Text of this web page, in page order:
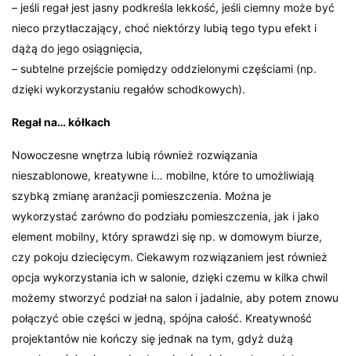
– jeśli regał jest jasny podkreśla lekkość, jeśli ciemny może być
nieco przytłaczający, choć niektórzy lubią tego typu efekt i
dążą do jego osiągnięcia,
– subtelne przejście pomiędzy oddzielonymi częściami (np.
dzięki wykorzystaniu regałów schodkowych).
Regał na… kółkach
Nowoczesne wnętrza lubią również rozwiązania
nieszablonowe, kreatywne i… mobilne, które to umożliwiają
szybką zmianę aranżacji pomieszczenia. Można je
wykorzystać zarówno do podziału pomieszczenia, jak i jako
element mobilny, który sprawdzi się np. w domowym biurze,
czy pokoju dziecięcym. Ciekawym rozwiązaniem jest również
opcja wykorzystania ich w salonie, dzięki czemu w kilka chwil
możemy stworzyć podział na salon i jadalnie, aby potem znowu
połączyć obie części w jedną, spójna całość. Kreatywność
projektantów nie kończy się jednak na tym, gdyż dużą